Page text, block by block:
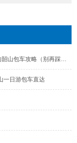
长沙到韶山包车电话15874858895｜本地人私藏的韶山包车攻略（别再踩坑了）
一日游包车直达